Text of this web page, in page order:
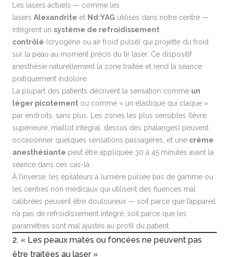
Les lasers actuels — comme les
lasers Alexandrite et Nd:YAG utilisés dans notre centre —
intègrent un système de refroidissement
contrôlé (cryogène ou air froid pulsé) qui projette du froid
sur la peau au moment précis du tir laser. Ce dispositif
anesthésie naturellement la zone traitée et rend la séance
pratiquement indolore.
La plupart des patients décrivent la sensation comme un
léger picotement ou comme « un élastique qui claque »
par endroits, sans plus. Les zones les plus sensibles (lèvre
supérieure, maillot intégral, dessus des phalanges) peuvent
occasionner quelques sensations passagères, et une crème
anesthésiante peut être appliquée 30 à 45 minutes avant la
séance dans ces cas-là.
À l’inverse, les épilateurs à lumière pulsée bas de gamme ou
les centres non médicaux qui utilisent des fluences mal
calibrées peuvent être douloureux — soit parce que l’appareil
n’a pas de refroidissement intégré, soit parce que les
paramètres sont mal ajustés au profil du patient.
2. « Les peaux mates ou foncées ne peuvent pas
être traitées au laser »